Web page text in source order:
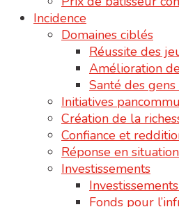
Incidence
Domaines ciblés
Réussite des
Amélioration
Santé des
Initiatives
Création de la
Confiance et
Réponse en
Investissements
Fonds pour